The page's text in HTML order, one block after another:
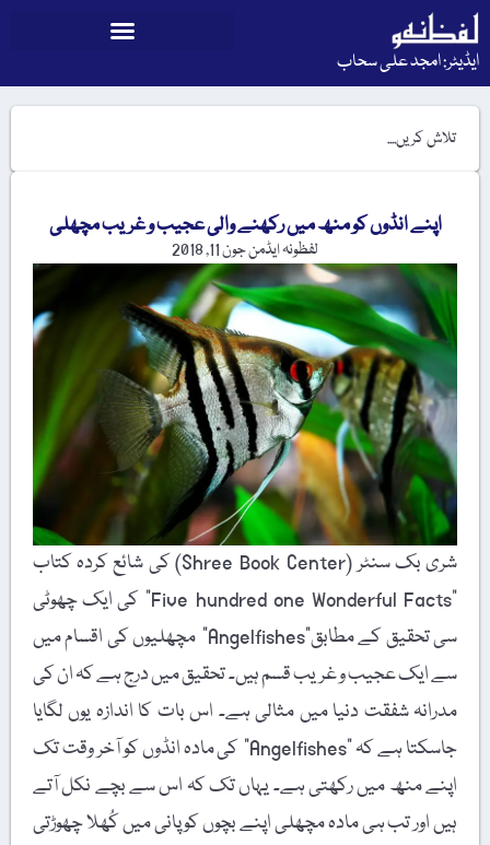
ایڈیٹر: امجد علی سحاب
اپنے انڈوں کو منھ میں رکھنے والی عجیب و غریب مچھلی
لفظونہ ایڈمنجون 11, 2018
شری بک سنٹر (Shree Book Center) کی شائع کردہ کتاب
"Five hundred one Wonderful Facts” کی ایک چھوٹی
سی تحقیق کے مطابق”Angelfishes” مچھلیوں کی اقسام میں
سے ایک عجیب و غریب قسم ہیں۔ تحقیق میں درج ہے کہ ان کی
مدرانہ شفقت دنیا میں مثالی ہے۔ اس بات کا اندازہ یوں لگایا
جاسکتا ہے کہ "Angelfishes” کی مادہ انڈوں کو آخر وقت تک
اپنے منھ میں رکھتی ہے۔ یہاں تک کہ اس سے بچے نکل آتے
ہیں اور تب ہی مادہ مچھلی اپنے بچوں کو پانی میں کُھلا چھوڑتی